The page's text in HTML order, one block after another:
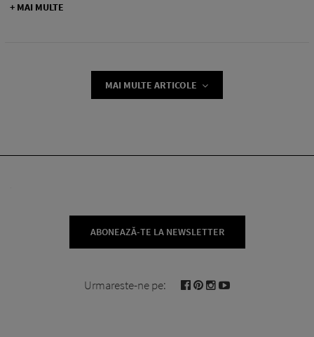
+ MAI MULTE
MAI MULTE ARTICOLE
ABONEAZĂ-TE LA NEWSLETTER
Urmareste-ne pe: